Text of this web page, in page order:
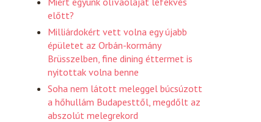
előtt?
Milliárdokért vett volna egy újabb
épületet az Orbán-kormány
Brüsszelben, fine dining éttermet is
nyitottak volna benne
Soha nem látott meleggel búcsúzott
a hőhullám Budapesttől, megdőlt az
abszolút melegrekord